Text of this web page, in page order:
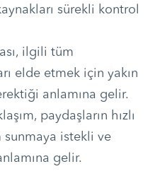
sürekli kontrol
ilgili tüm
elde etmek için yakın
anlamına gelir.
paydaşların hızlı
istekli ve
gelir.